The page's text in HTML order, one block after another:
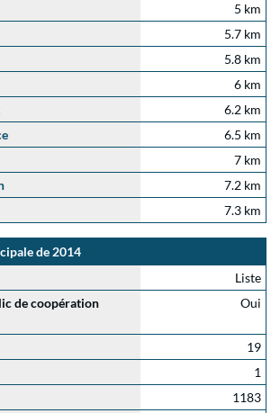
5 km
5.7 km
5.8 km
6 km
6.2 km
6.5 km
7 km
7.2 km
7.3 km
de 2014
Liste
de coopération
Oui
19
1
1183